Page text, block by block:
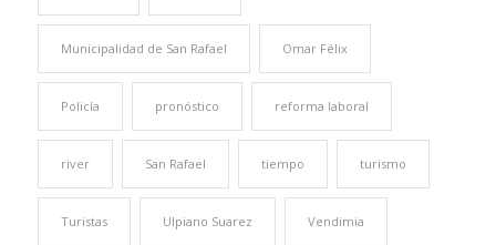
Municipalidad de San Rafael Omar Félix
Policía pronóstico reforma laboral
river San Rafael tiempo turismo
Turistas Ulpiano Suarez Vendimia